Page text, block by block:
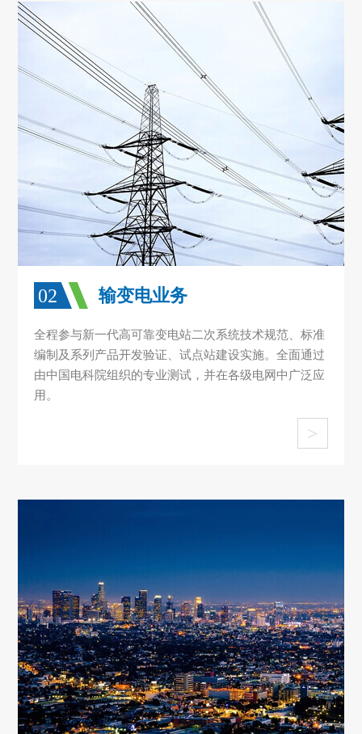
02 输变电业务
全程参与新一代高可靠变电站二次系统技术规范、标准
编制及系列产品开发验证、试点站建设实施。全面通过
由中国电科院组织的专业测试，并在各级电网中广泛应
用。
>